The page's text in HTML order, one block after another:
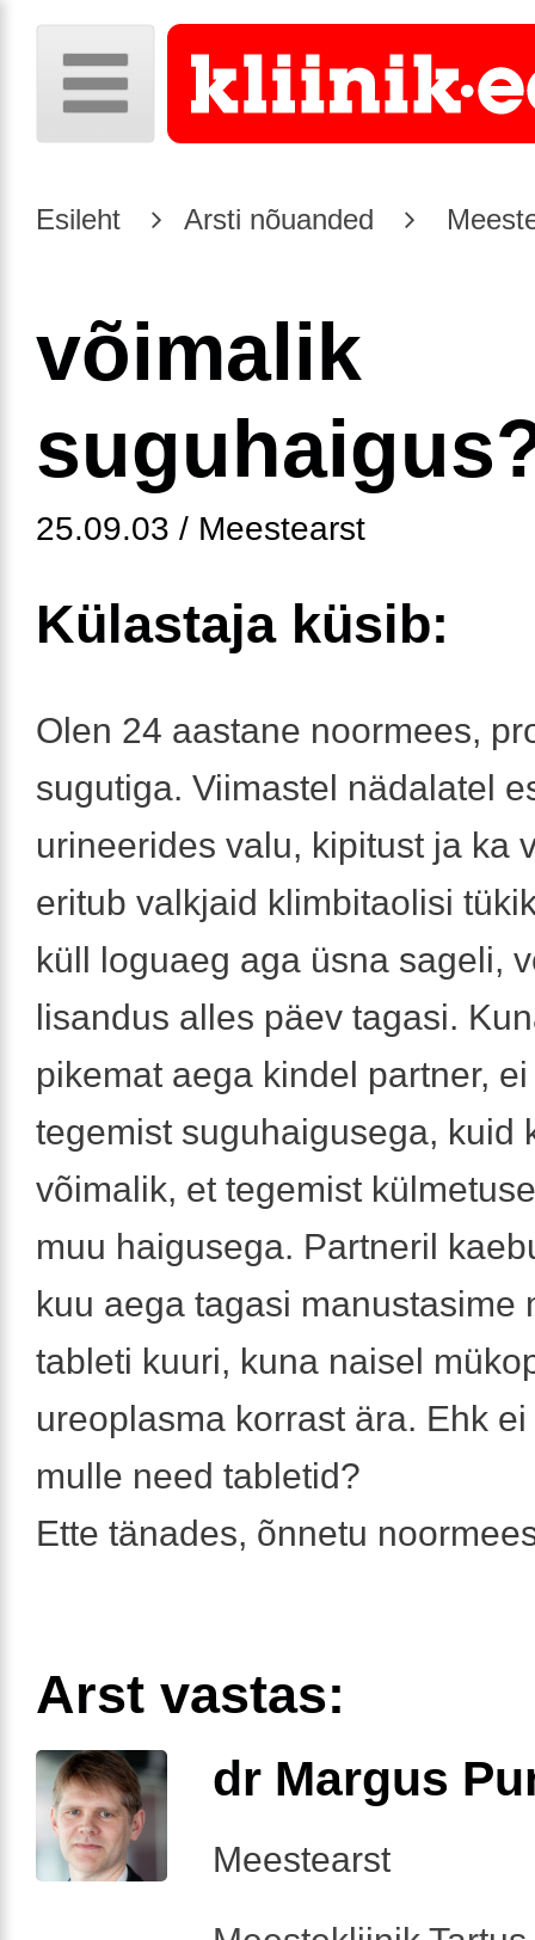
Esileht Arsti nõuanded
võimalik
25.09.03 / Meestearst
Külastaja küsib:
Olen 24 aastane noormees,
sugutiga. Viimastel nädalatel
urineerides valu, kipitust ja ka
eritub valkjaid klimbitaolisi
küll loguaeg aga üsna sageli,
lisandus alles päev tagasi.
pikemat aega kindel partner,
tegemist suguhaigusega, kuid
võimalik, et tegemist
muu haigusega. Partneril
kuu aega tagasi manustasime
tableti kuuri, kuna naisel
ureoplasma korrast ära. Ehk
mulle need tabletid?
Ette tänades, õnnetu
Arst vastas:
dr Margus
Meestearst